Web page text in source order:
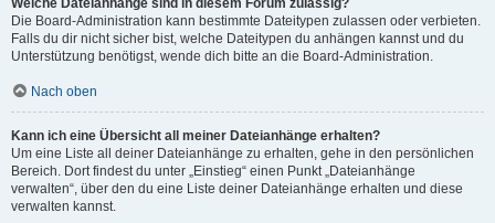
Welche Dateianhänge sind in diesem Forum zulässig?
Die Board-Administration kann bestimmte Dateitypen zulassen oder verbieten.
Falls du dir nicht sicher bist, welche Dateitypen du anhängen kannst und du
Unterstützung benötigst, wende dich bitte an die Board-Administration.
Nach oben
Kann ich eine Übersicht all meiner Dateianhänge erhalten?
Um eine Liste all deiner Dateianhänge zu erhalten, gehe in den persönlichen
Bereich. Dort findest du unter „Einstieg“ einen Punkt „Dateianhänge
verwalten“, über den du eine Liste deiner Dateianhänge erhalten und diese
verwalten kannst.